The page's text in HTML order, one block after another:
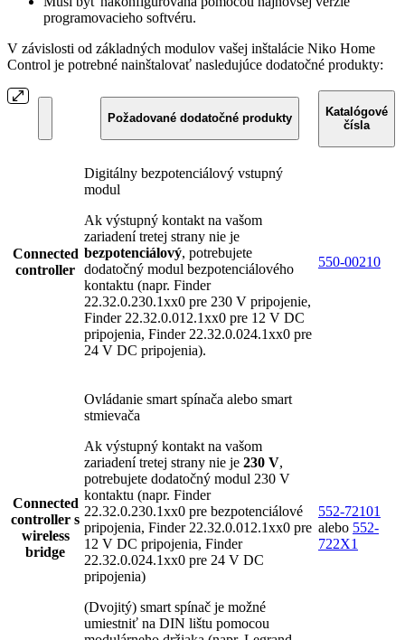
programovacieho softvéru.
V závislosti od základných modulov vašej inštalácie Niko Home
Control je potrebné nainštalovať nasledujúce dodatočné produkty:
Požadované dodatočné produkty
Katalógové
čísla
Connected
controller
Digitálny bezpotenciálový vstupný
modul
Ak výstupný kontakt na vašom
zariadení tretej strany nie je
bezpotenciálový, potrebujete
dodatočný modul bezpotenciálového
kontaktu (napr. Finder
22.32.0.230.1xx0 pre 230 V pripojenie,
Finder 22.32.0.012.1xx0 pre 12 V DC
pripojenia, Finder 22.32.0.024.1xx0 pre
24 V DC pripojenia).
550-00210
Connected
controller s
wireless
bridge
Ovládanie smart spínača alebo smart
stmievača
Ak výstupný kontakt na vašom
zariadení tretej strany nie je 230 V,
potrebujete dodatočný modul 230 V
kontaktu (napr. Finder
22.32.0.230.1xx0 pre bezpotenciálové
pripojenia, Finder 22.32.0.012.1xx0 pre
12 V DC pripojenia, Finder
22.32.0.024.1xx0 pre 24 V DC
pripojenia)
(Dvojitý) smart spínač je možné
umiestniť na DIN lištu pomocou
552-72101
alebo 552-
722X1